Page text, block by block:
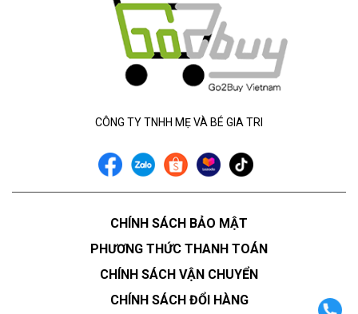
CÔNG TY TNHH MẸ VÀ BÉ GIA TRI
CHÍNH SÁCH BẢO MẬT
PHƯƠNG THỨC THANH TOÁN
CHÍNH SÁCH VẬN CHUYỂN
CHÍNH SÁCH ĐỔI HÀNG